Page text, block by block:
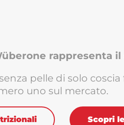
rappresenta
pelle di solo
uno sul mercato.
Scopri